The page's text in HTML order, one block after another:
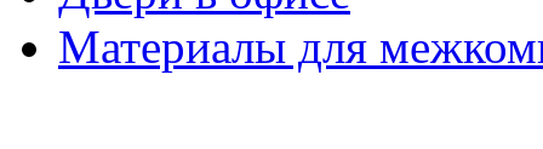
Материалы для